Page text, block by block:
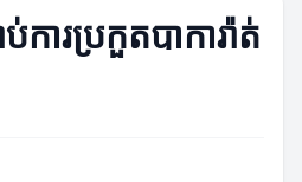
ការប្រកួតបាការ៉ាត់